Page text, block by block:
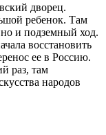
дворец.
ребенок. Там
и подземный ход.
восстановить
ее в Россию.
раз, там
народов